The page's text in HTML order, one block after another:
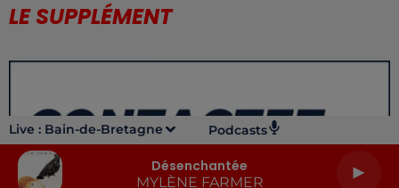
Live : Bain-de-Bretagne Podcasts
Désenchantée
MYLÈNE FARMER
LE SUPPLÉMENT